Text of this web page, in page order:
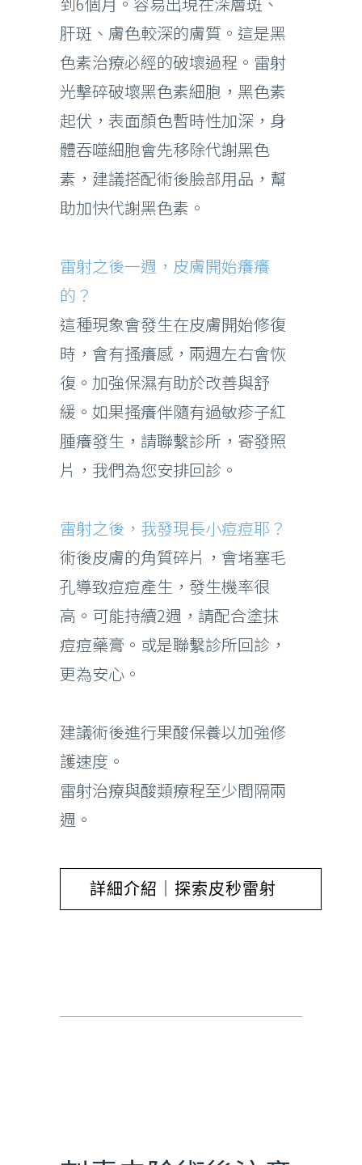
肝斑、膚色較深的膚質。這是黑
色素治療必經的破壞過程。雷射
光擊碎破壞黑色素細胞，黑色素
起伏，表面顏色暫時性加深，身
體吞噬細胞會先移除代謝黑色
素，建議搭配術後臉部用品，幫
助加快代謝黑色素。
雷射之後一週，皮膚開始癢癢
的？
這種現象會發生在皮膚開始修復
時，會有搔癢感，兩週左右會恢
復。加強保濕有助於改善與舒
緩。如果搔癢伴隨有過敏疹子紅
腫癢發生，請聯繫診所，寄發照
片，我們為您安排回診。
雷射之後，我發現長小痘痘耶？
術後皮膚的角質碎片，會堵塞毛
孔導致痘痘產生，發生機率很
高。可能持續2週，請配合塗抹
痘痘藥膏。或是聯繫診所回診，
更為安心。
建議術後進行果酸保養以加強修
護速度。
雷射治療與酸類療程至少間隔兩
週。
詳細介紹｜探索皮秒雷射